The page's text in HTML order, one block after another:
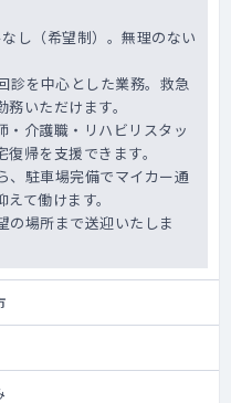
し（希望制）。無理のない
診を中心とした業務。救急
いただけます。
・介護職・リハビリスタッ
帰を支援できます。
、駐車場完備でマイカー通
て働けます。
の場所まで送迎いたしま